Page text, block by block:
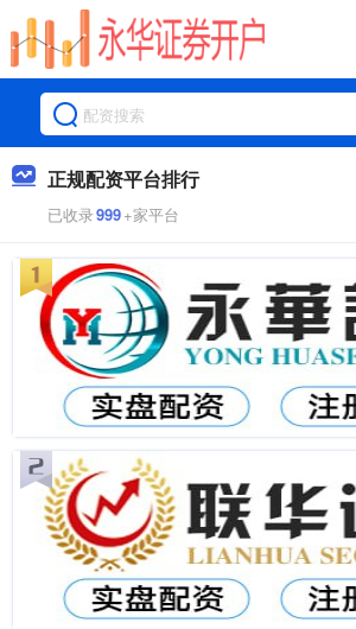
正规配资平台排行
已收录999+家平台